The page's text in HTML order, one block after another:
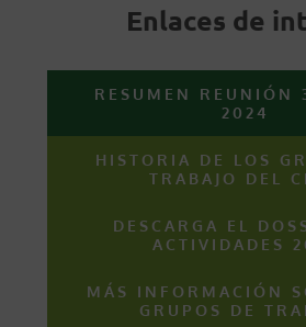
Enlaces de
RESUMEN REUNIÓN
2024
HISTORIA DE LOS
TRABAJO DEL
DESCARGA EL
ACTIVIDADES
MÁS INFORMACIÓN
GRUPOS DE